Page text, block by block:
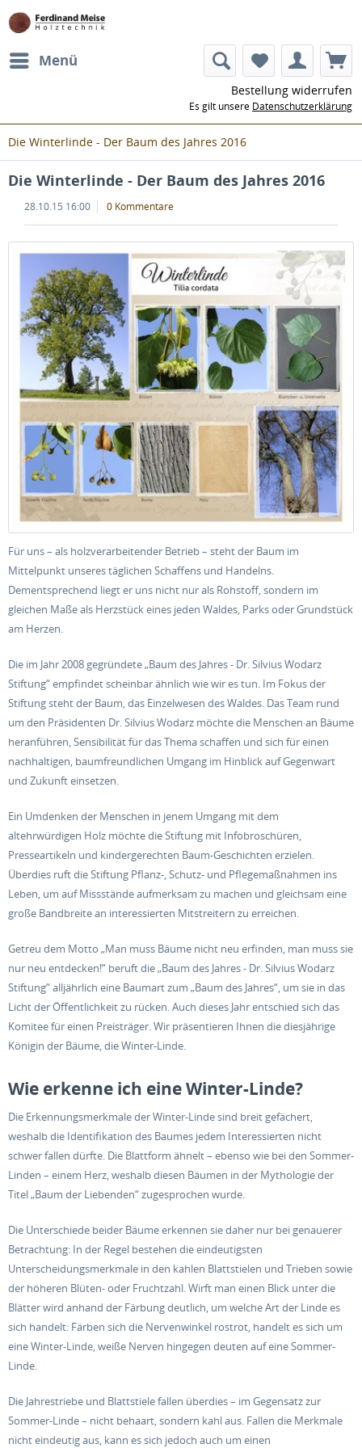
Menü
Bestellung widerrufen
Es gilt unsere Datenschutzerklärung
Die Winterlinde - Der Baum des Jahres 2016
Die Winterlinde - Der Baum des Jahres 2016
28.10.15 16:00 0 Kommentare
Für uns – als holzverarbeitender Betrieb – steht der Baum im
Mittelpunkt unseres täglichen Schaffens und Handelns.
Dementsprechend liegt er uns nicht nur als Rohstoff, sondern im
gleichen Maße als Herzstück eines jeden Waldes, Parks oder Grundstück
am Herzen.
Die im Jahr 2008 gegründete „Baum des Jahres - Dr. Silvius Wodarz
Stiftung“ empfindet scheinbar ähnlich wie wir es tun. Im Fokus der
Stiftung steht der Baum, das Einzelwesen des Waldes. Das Team rund
um den Präsidenten Dr. Silvius Wodarz möchte die Menschen an Bäume
heranführen, Sensibilität für das Thema schaffen und sich für einen
nachhaltigen, baumfreundlichen Umgang im Hinblick auf Gegenwart
und Zukunft einsetzen.
Ein Umdenken der Menschen in jenem Umgang mit dem
altehrwürdigen Holz möchte die Stiftung mit Infobroschüren,
Presseartikeln und kindergerechten Baum-Geschichten erzielen.
Überdies ruft die Stiftung Pflanz-, Schutz- und Pflegemaßnahmen ins
Leben, um auf Missstände aufmerksam zu machen und gleichsam eine
große Bandbreite an interessierten Mitstreitern zu erreichen.
Getreu dem Motto „Man muss Bäume nicht neu erfinden, man muss sie
nur neu entdecken!“ beruft die „Baum des Jahres - Dr. Silvius Wodarz
Stiftung“ alljährlich eine Baumart zum „Baum des Jahres“, um sie in das
Licht der Öffentlichkeit zu rücken. Auch dieses Jahr entschied sich das
Komitee für einen Preisträger. Wir präsentieren Ihnen die diesjährige
Königin der Bäume, die Winter-Linde.
Wie erkenne ich eine Winter-Linde?
Die Erkennungsmerkmale der Winter-Linde sind breit gefächert,
weshalb die Identifikation des Baumes jedem Interessierten nicht
schwer fallen dürfte. Die Blattform ähnelt – ebenso wie bei den Sommer-
Linden – einem Herz, weshalb diesen Bäumen in der Mythologie der
Titel „Baum der Liebenden“ zugesprochen wurde.
Die Unterschiede beider Bäume erkennen sie daher nur bei genauerer
Betrachtung: In der Regel bestehen die eindeutigsten
Unterscheidungsmerkmale in den kahlen Blattstielen und Trieben sowie
der höheren Blüten- oder Fruchtzahl. Wirft man einen Blick unter die
Blätter wird anhand der Färbung deutlich, um welche Art der Linde es
sich handelt: Färben sich die Nervenwinkel rostrot, handelt es sich um
eine Winter-Linde, weiße Nerven hingegen deuten auf eine Sommer-
Linde.
Die Jahrestriebe und Blattstiele fallen überdies – im Gegensatz zur
Sommer-Linde – nicht behaart, sondern kahl aus. Fallen die Merkmale
nicht eindeutig aus, kann es sich jedoch auch um einen